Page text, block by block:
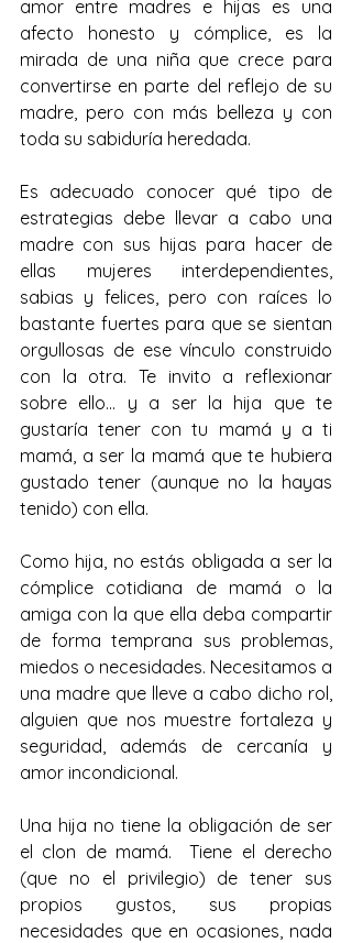
amor entre madres e hijas es una
afecto honesto y cómplice, es la
mirada de una niña que crece para
convertirse en parte del reflejo de su
madre, pero con más belleza y con
toda su sabiduría heredada.
Es adecuado conocer qué tipo de
estrategias debe llevar a cabo una
madre con sus hijas para hacer de
ellas mujeres interdependientes,
sabias y felices, pero con raíces lo
bastante fuertes para que se sientan
orgullosas de ese vínculo construido
con la otra. Te invito a reflexionar
sobre ello... y a ser la hija que te
gustaría tener con tu mamá y a ti
mamá, a ser la mamá que te hubiera
gustado tener (aunque no la hayas
tenido) con ella.
Como hija, no estás obligada a ser la
cómplice cotidiana de mamá o la
amiga con la que ella deba compartir
de forma temprana sus problemas,
miedos o necesidades. Necesitamos a
una madre que lleve a cabo dicho rol,
alguien que nos muestre fortaleza y
seguridad, además de cercanía y
amor incondicional.
Una hija no tiene la obligación de ser
el clon de mamá.  Tiene el derecho
(que no el privilegio) de tener sus
propios gustos, sus propias
necesidades que en ocasiones, nada